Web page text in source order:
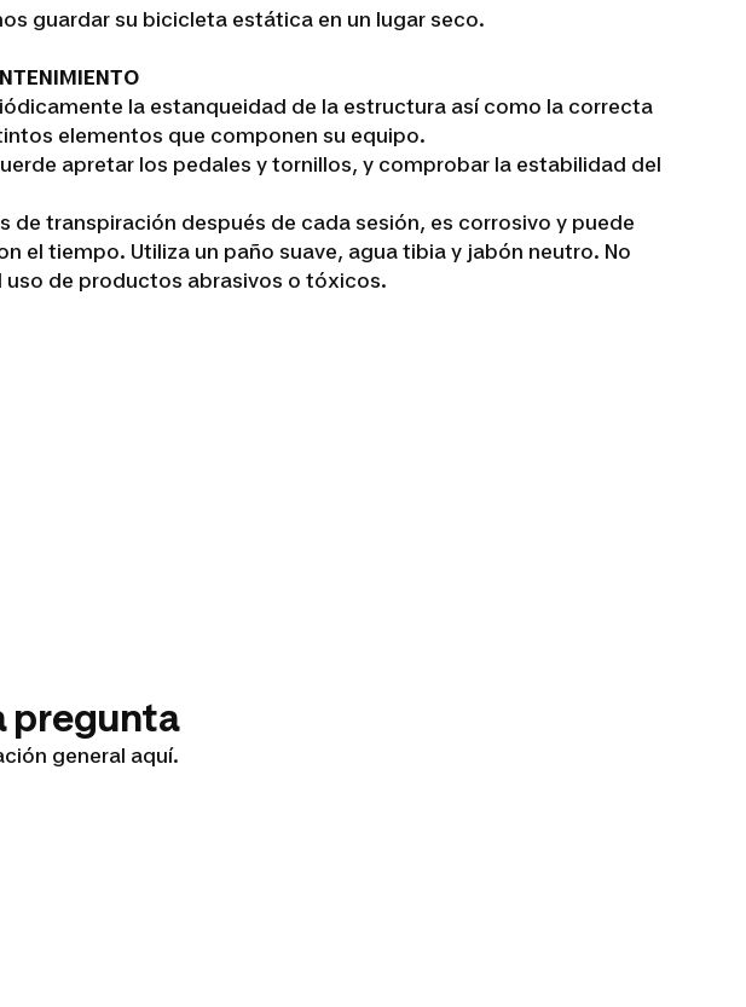
guardar su bicicleta estática en un lugar seco.
la estanqueidad de la estructura así como la correcta
elementos que componen su equipo.
apretar los pedales y tornillos, y comprobar la estabilidad del
de transpiración después de cada sesión, es corrosivo y puede
el tiempo. Utiliza un paño suave, agua tibia y jabón neutro. No
uso de productos abrasivos o tóxicos.
pregunta
general aquí.